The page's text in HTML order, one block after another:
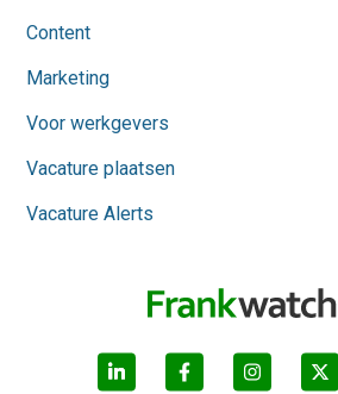
Content
Marketing
Voor werkgevers
Vacature plaatsen
Vacature Alerts